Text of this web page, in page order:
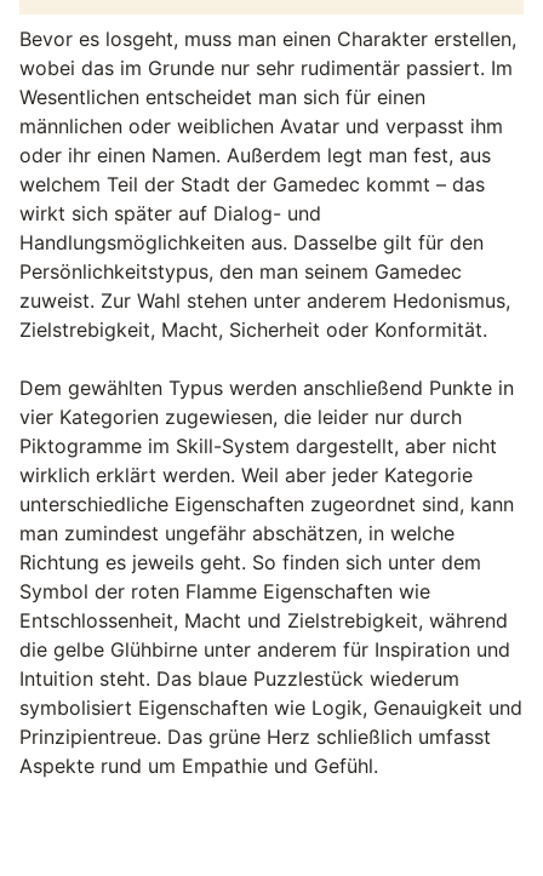
Bevor es losgeht, muss man einen Charakter erstellen,
wobei das im Grunde nur sehr rudimentär passiert. Im
Wesentlichen entscheidet man sich für einen
männlichen oder weiblichen Avatar und verpasst ihm
oder ihr einen Namen. Außerdem legt man fest, aus
welchem Teil der Stadt der Gamedec kommt – das
wirkt sich später auf Dialog- und
Handlungsmöglichkeiten aus. Dasselbe gilt für den
Persönlichkeitstypus, den man seinem Gamedec
zuweist. Zur Wahl stehen unter anderem Hedonismus,
Zielstrebigkeit, Macht, Sicherheit oder Konformität.
Dem gewählten Typus werden anschließend Punkte in
vier Kategorien zugewiesen, die leider nur durch
Piktogramme im Skill-System dargestellt, aber nicht
wirklich erklärt werden. Weil aber jeder Kategorie
unterschiedliche Eigenschaften zugeordnet sind, kann
man zumindest ungefähr abschätzen, in welche
Richtung es jeweils geht. So finden sich unter dem
Symbol der roten Flamme Eigenschaften wie
Entschlossenheit, Macht und Zielstrebigkeit, während
die gelbe Glühbirne unter anderem für Inspiration und
Intuition steht. Das blaue Puzzlestück wiederum
symbolisiert Eigenschaften wie Logik, Genauigkeit und
Prinzipientreue. Das grüne Herz schließlich umfasst
Aspekte rund um Empathie und Gefühl.